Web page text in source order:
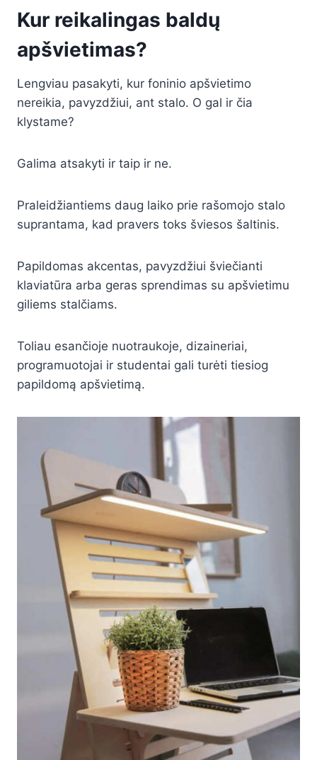
Kur reikalingas baldų
apšvietimas?
Lengviau pasakyti, kur foninio apšvietimo
nereikia, pavyzdžiui, ant stalo. O gal ir čia
klystame?
Galima atsakyti ir taip ir ne.
Praleidžiantiems daug laiko prie rašomojo stalo
suprantama, kad pravers toks šviesos šaltinis.
Papildomas akcentas, pavyzdžiui šviečianti
klaviatūra arba geras sprendimas su apšvietimu
giliems stalčiams.
Toliau esančioje nuotraukoje, dizaineriai,
programuotojai ir studentai gali turėti tiesiog
papildomą apšvietimą.